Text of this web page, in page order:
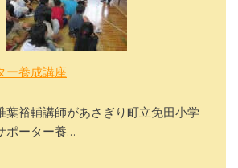
ー養成講座
葉裕輔講師があさぎり町立免田小学
ポーター養…